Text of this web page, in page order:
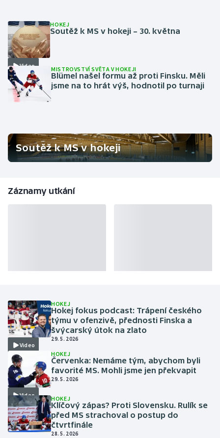
Video
HOKEJ
Soutěž k MS v hokeji – 30. května
MISTROVSTVÍ SVĚTA V HOKEJI
Blümel našel formu až proti Finsku. Měli
jsme na to hrát výš, hodnotil po turnaji
Soutěž k MS v hokeji
Záznamy utkání
Video
HOKEJ
Hokej fokus podcast: Trápení českého
týmu v ofenzivě, přednosti Finska a
švýcarský útok na zlato
29. 5. 2026
Video
HOKEJ
Červenka: Nemáme tým, abychom byli
favorité MS. Mohli jsme jen překvapit
29. 5. 2026
HOKEJ
Klíčový zápas? Proti Slovensku. Rulík se
před MS strachoval o postup do
čtvrtfinále
28. 5. 2026